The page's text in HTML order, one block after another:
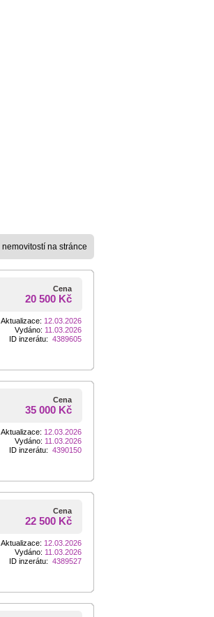
nemovitostí na stránce
Cena
20 500 Kč
Aktualizace: 12.03.2026
Vydáno: 11.03.2026
ID inzerátu: 4389605
Cena
35 000 Kč
Aktualizace: 12.03.2026
Vydáno: 11.03.2026
ID inzerátu: 4390150
Cena
22 500 Kč
Aktualizace: 12.03.2026
Vydáno: 11.03.2026
ID inzerátu: 4389527